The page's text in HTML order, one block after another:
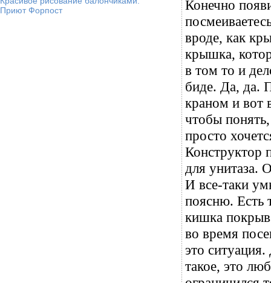
Приют Форпост
Конечно
вроде, как
крышка,
в том то и
биде. Да, да.
краном и вот
чтобы
просто
Конструктор
для унитаза.
И все-таки
поясню. Есть
кишка
во время
это
такое, это